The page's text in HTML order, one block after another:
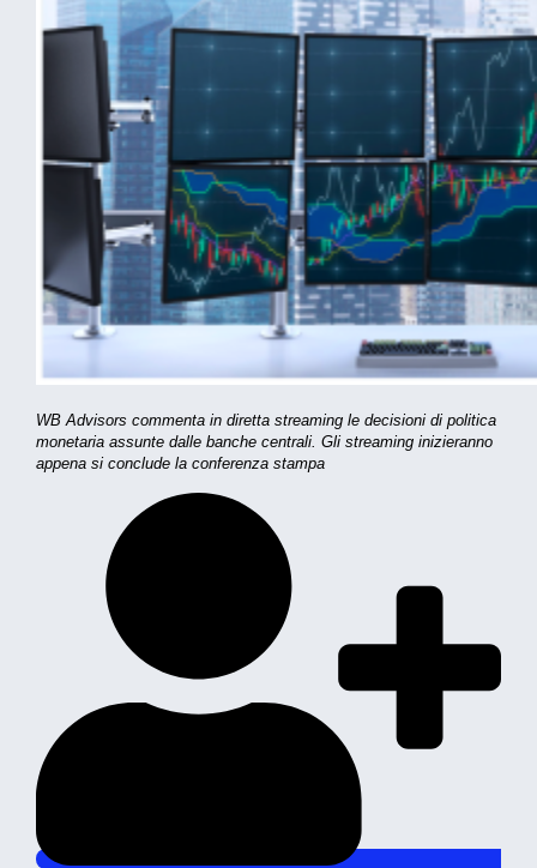
WB Advisors commenta in diretta streaming le decisioni di politica
monetaria assunte dalle banche centrali. Gli streaming inizieranno
appena si conclude la conferenza stampa